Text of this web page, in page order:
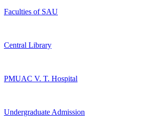
Faculties of SAU
Central Library
PMUAC V. T. Hospital
Undergraduate Admission